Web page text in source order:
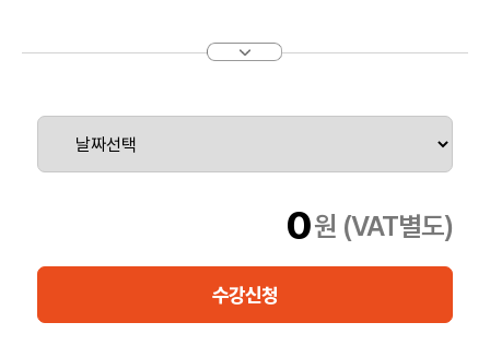
0원 (VAT별도)
수강신청